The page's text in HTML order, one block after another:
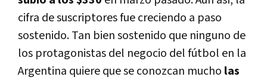
cifra de suscriptores fue creciendo a paso
sostenido. Tan bien sostenido que ninguno de
los protagonistas del negocio del fútbol en la
Argentina quiere que se conozcan mucho las